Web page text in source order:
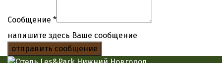
Сообщение *
напишите здесь Ваше сообщение
отправить сообщение